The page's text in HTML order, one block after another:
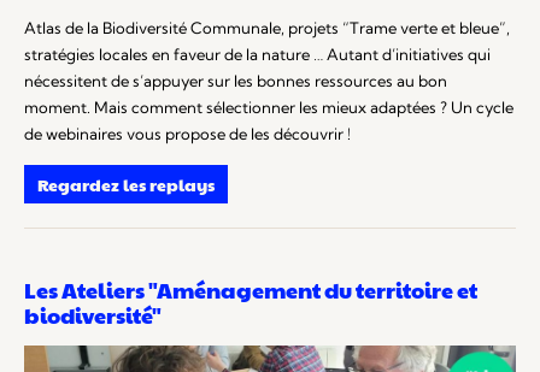
Atlas de la Biodiversité Communale, projets “Trame verte et bleue”,
stratégies locales en faveur de la nature … Autant d’initiatives qui
nécessitent de s’appuyer sur les bonnes ressources au bon
moment. Mais comment sélectionner les mieux adaptées ? Un cycle
de webinaires vous propose de les découvrir !
Regardez les replays
Les Ateliers "Aménagement du territoire et
biodiversité"